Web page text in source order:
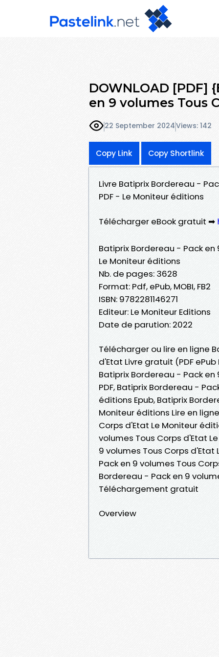
DOWNLOAD [PDF]
en 9 volumes Tous
22 September 2024Views: 142
Copy Link Copy Shortlink
Livre Batiprix Bordereau -
PDF - Le Moniteur éditions
Télécharger eBook gratuit ➡
Batiprix Bordereau - Pack
Le Moniteur éditions
Nb. de pages: 3628
Format: Pdf, ePub, MOBI, FB2
ISBN: 9782281146271
Editeur: Le Moniteur Editions
Date de parution: 2022
Télécharger ou lire en ligne
d'Etat Livre gratuit (PDF
Batiprix Bordereau - Pack
PDF, Batiprix Bordereau -
éditions Epub, Batiprix
Moniteur éditions Lire en
Corps d'Etat Le Moniteur
volumes Tous Corps d'Etat
9 volumes Tous Corps
Pack en 9 volumes Tous
Bordereau - Pack en 9
Téléchargement gratuit
Overview